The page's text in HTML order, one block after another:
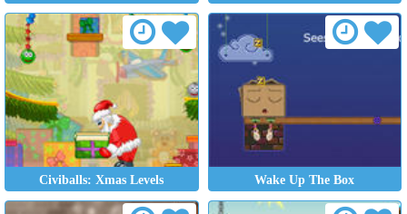
Civiballs: Xmas Levels Wake Up The Box